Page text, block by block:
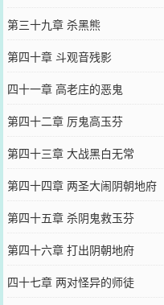
第三十九章 杀黑熊
第四十章 斗观音残影
四十一章 高老庄的恶鬼
第四十二章 厉鬼高玉芬
第四十三章 大战黑白无常
第四十四章 两圣大闹阴朝地府
第四十五章 杀阴鬼救玉芬
第四十六章 打出阴朝地府
四十七章 两对怪异的师徒